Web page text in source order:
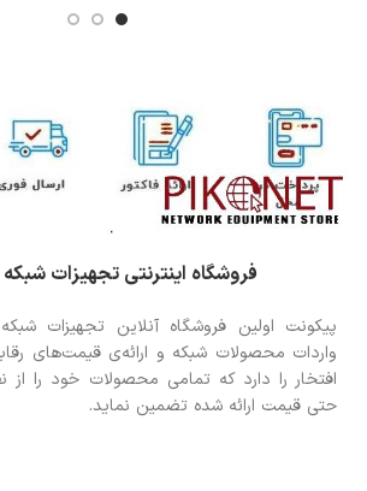
فروشگاه اینترنتی تجهیزات
پیکونت اولین فروشگاه آنلاین تجهیزات
واردات محصولات شبکه و ارائه‌ی قیمت‌های
افتخار را دارد که تمامی محصولات خود را از
حتی قیمت ارائه شده تضمین نماید.